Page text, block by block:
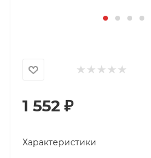
1 552 ₽
Характеристики